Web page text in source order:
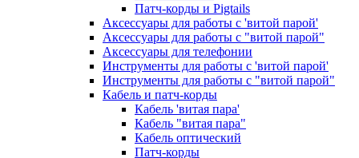
Патч-корды и Pigtails
Аксессуары для работы с 'витой парой'
Аксессуары для работы с "витой парой"
Аксессуары для телефонии
Инструменты для работы с 'витой парой'
Инструменты для работы с "витой парой"
Кабель и патч-корды
Кабель 'витая пара'
Кабель "витая пара"
Кабель оптический
Патч-корды